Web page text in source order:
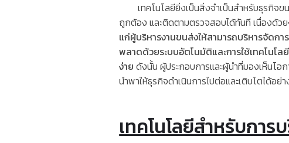
เทคโนโลยียิ่งเป็นสิ่งจำเป็นสำหรับธุรกิจขน
ถูกต้อง และติดตามตรวจสอบได้ทันที เนื่องด้ว
แก่ผู้บริหารงานขนส่งให้สามารถบริหารจัดกา
พลาดด้วยระบบอัตโนมัติและการใช้เทคโนโล
ง่าย ดังนั้น ผู้ประกอบการและผู้นำที่มองเห็นโอก
นำพาให้ธุรกิจดำเนินการไปต่อและเติบโตได้อย่
เทคโนโลยีสำหรับกา